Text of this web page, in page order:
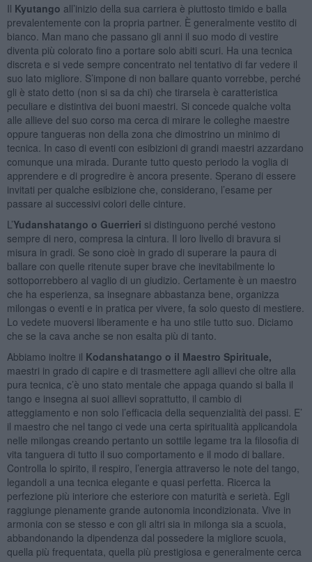
Il Kyutango all’inizio della sua carriera è piuttosto timido e balla
prevalentemente con la propria partner. È generalmente vestito di
bianco. Man mano che passano gli anni il suo modo di vestire
diventa più colorato fino a portare solo abiti scuri. Ha una tecnica
discreta e si vede sempre concentrato nel tentativo di far vedere il
suo lato migliore. S’impone di non ballare quanto vorrebbe, perché
gli è stato detto (non si sa da chi) che tirarsela è caratteristica
peculiare e distintiva dei buoni maestri. Si concede qualche volta
alle allieve del suo corso ma cerca di mirare le colleghe maestre
oppure tangueras non della zona che dimostrino un minimo di
tecnica. In caso di eventi con esibizioni di grandi maestri azzardano
comunque una mirada. Durante tutto questo periodo la voglia di
apprendere e di progredire è ancora presente. Sperano di essere
invitati per qualche esibizione che, considerano, l’esame per
passare ai successivi colori delle cinture.
L’Yudanshatango o Guerrieri si distinguono perché vestono
sempre di nero, compresa la cintura. Il loro livello di bravura si
misura in gradi. Se sono cioè in grado di superare la paura di
ballare con quelle ritenute super brave che inevitabilmente lo
sottoporrebbero al vaglio di un giudizio. Certamente è un maestro
che ha esperienza, sa insegnare abbastanza bene, organizza
milongas o eventi e in pratica per vivere, fa solo questo di mestiere.
Lo vedete muoversi liberamente e ha uno stile tutto suo. Diciamo
che se la cava anche se non esalta più di tanto.
Abbiamo inoltre il Kodanshatango o il Maestro Spirituale,
maestri in grado di capire e di trasmettere agli allievi che oltre alla
pura tecnica, c’è uno stato mentale che appaga quando si balla il
tango e insegna ai suoi allievi soprattutto, il cambio di
atteggiamento e non solo l’efficacia della sequenzialità dei passi. E’
il maestro che nel tango ci vede una certa spiritualità applicandola
nelle milongas creando pertanto un sottile legame tra la filosofia di
vita tanguera di tutto il suo comportamento e il modo di ballare.
Controlla lo spirito, il respiro, l’energia attraverso le note del tango,
legandoli a una tecnica elegante e quasi perfetta. Ricerca la
perfezione più interiore che esteriore con maturità e serietà. Egli
raggiunge pienamente grande autonomia incondizionata. Vive in
armonia con se stesso e con gli altri sia in milonga sia a scuola,
abbandonando la dipendenza dal possedere la migliore scuola,
quella più frequentata, quella più prestigiosa e generalmente cerca